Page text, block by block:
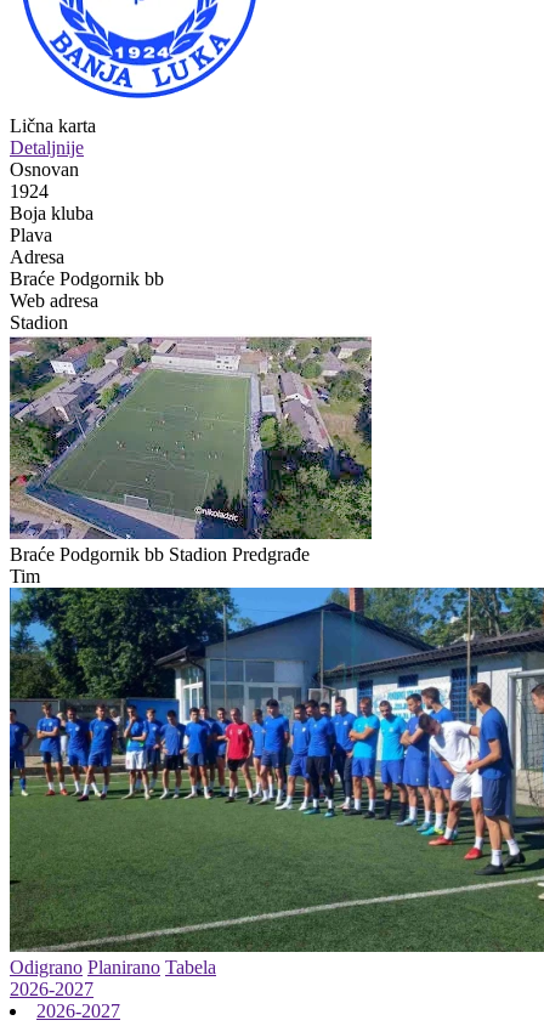
Lična karta
Detaljnije
Osnovan
1924
Boja kluba
Plava
Adresa
Braće Podgornik bb
Web adresa
Stadion
Braće Podgornik bb Stadion Predgrađe
Tim
Odigrano Planirano Tabela
2026-2027
2026-2027